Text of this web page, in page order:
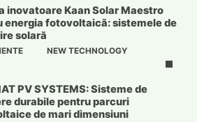
inovatoare Kaan Solar Maestro
energia fotovoltaică: sistemele de
solară
NEW TECHNOLOGY
PV SYSTEMS: Sisteme de
durabile pentru parcuri
de mari dimensiuni